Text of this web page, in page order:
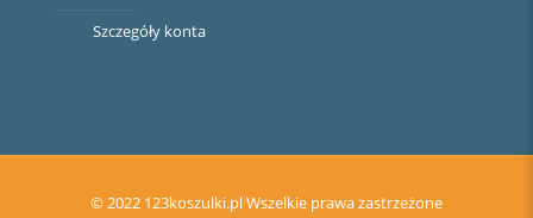
Szczegóły konta
© 2022 123koszulki.pl Wszelkie prawa zastrzeżone